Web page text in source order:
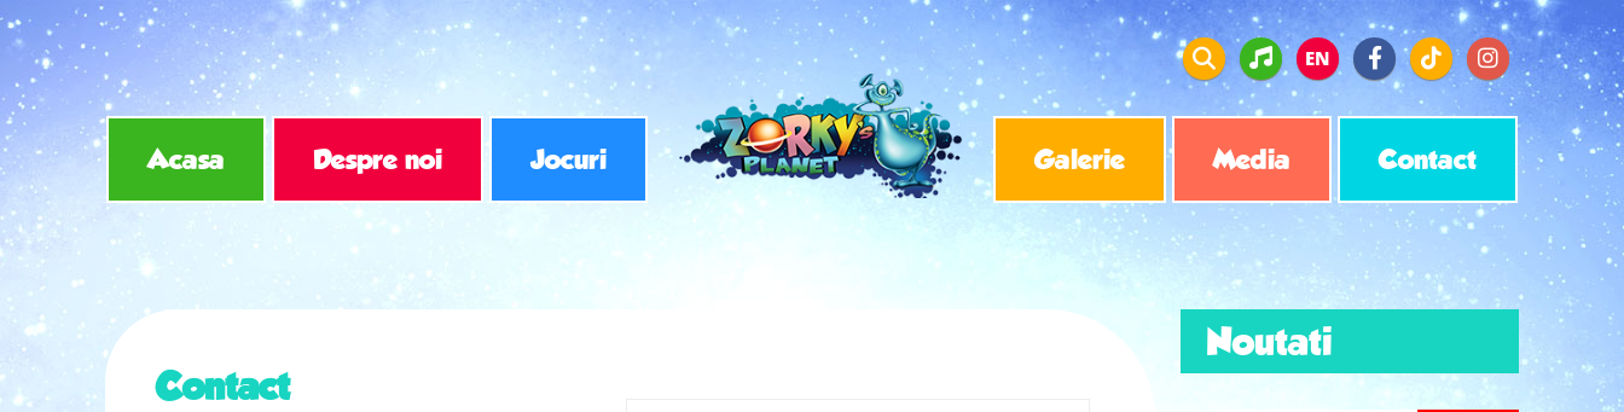
EN
Acasa Despre noi Jocuri Galerie Media Contact
Contact
Noutati